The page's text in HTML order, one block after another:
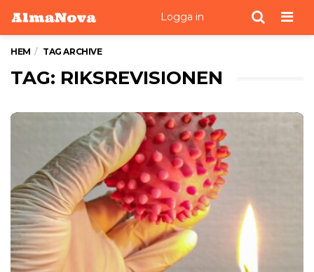
Logga in
HEM TAG ARCHIVE
TAG: RIKSREVISIONEN